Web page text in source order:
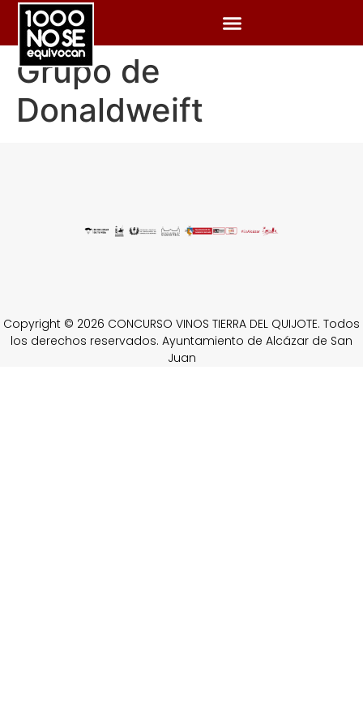
Grupo de
Donaldweift
Copyright © 2026 CONCURSO VINOS TIERRA DEL QUIJOTE. Todos
los derechos reservados. Ayuntamiento de Alcázar de San
Juan